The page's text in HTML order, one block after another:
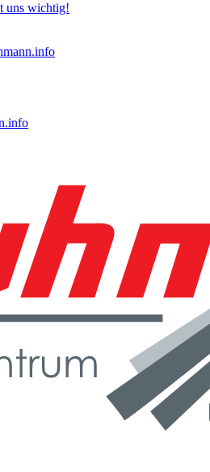
uns wichtig!